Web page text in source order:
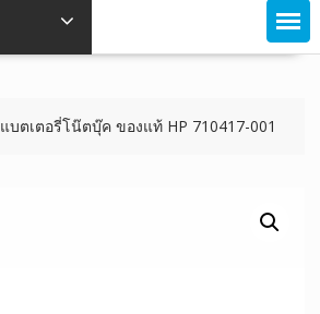
แบตเตอรี่โน๊ตบุ๊ค ของแท้ HP 710417-001